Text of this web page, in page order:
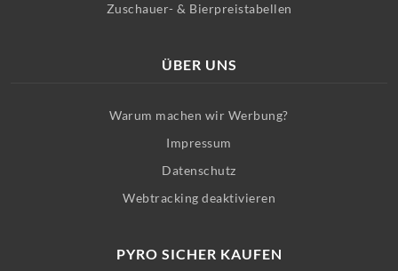
Zuschauer- & Bierpreistabellen
ÜBER UNS
Warum machen wir Werbung?
Impressum
Datenschutz
Webtracking deaktivieren
PYRO SICHER KAUFEN